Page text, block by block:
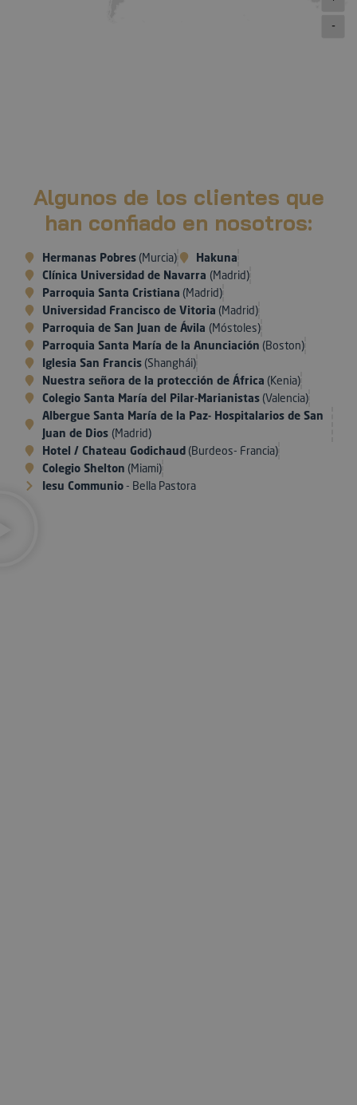
-
Algunos de los clientes que
han confiado en nosotros:
Hermanas Pobres(Murcia)
Hakuna
Clínica Universidad de Navarra (Madrid)
Parroquia Santa Cristiana (Madrid)
Universidad Francisco de Vitoria (Madrid)
Parroquia de San Juan de Ávila (Móstoles)
Parroquia Santa María de la Anunciación (Boston)
Iglesia San Francis(Shanghái)
Nuestra señora de la protección de África (Kenia)
Colegio Santa María del Pilar-Marianistas(Valencia)
Albergue Santa María de la Paz- Hospitalarios de San
Juan de Dios (Madrid)
Hotel / Chateau Godichaud(Burdeos- Francia)
Colegio Shelton (Miami)
Iesu Communio- Bella Pastora